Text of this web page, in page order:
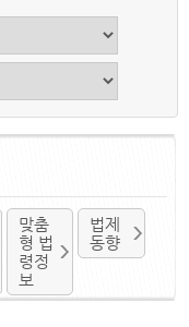
맞춤
형 법
령정
보
법제
동향